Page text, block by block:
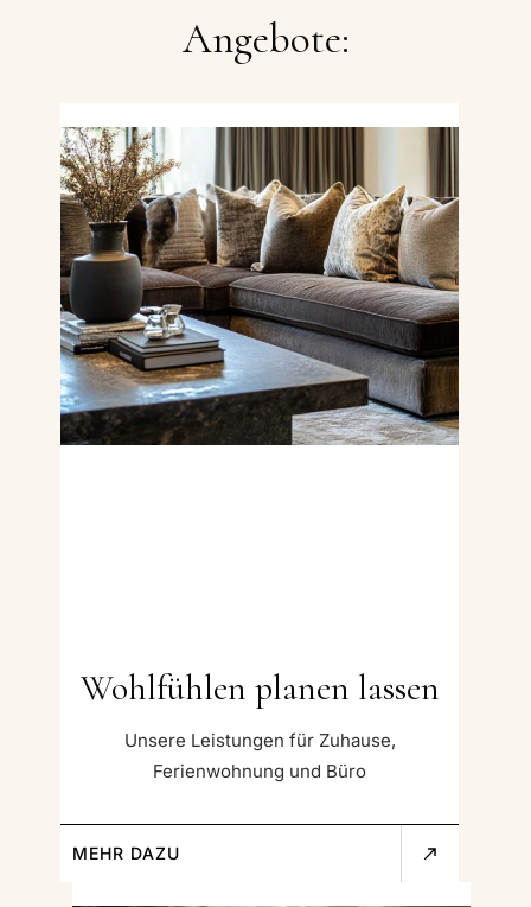
Angebote:
Wohlfühlen planen lassen
Unsere Leistungen für Zuhause,
Ferienwohnung und Büro
MEHR DAZU